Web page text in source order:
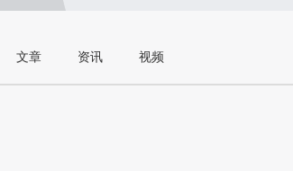
文章 资讯 视频